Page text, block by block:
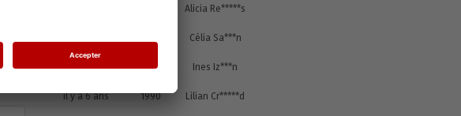
Alicia Re*****s
Célia Sa***n
il y a 6 ans 1083 Ines Iz***n
il y a 6 ans 1990 Lilian Cr*****d